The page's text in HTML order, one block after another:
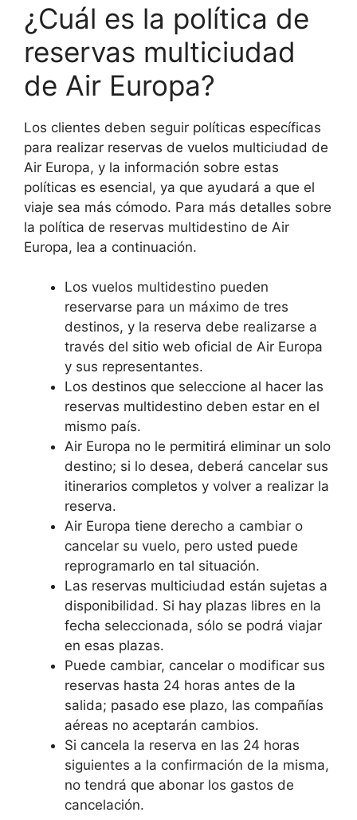
¿Cuál es la política de
reservas multiciudad
de Air Europa?
Los clientes deben seguir políticas específicas
para realizar reservas de vuelos multiciudad de
Air Europa, y la información sobre estas
políticas es esencial, ya que ayudará a que el
viaje sea más cómodo. Para más detalles sobre
la política de reservas multidestino de Air
Europa, lea a continuación.
Los vuelos multidestino pueden
reservarse para un máximo de tres
destinos, y la reserva debe realizarse a
través del sitio web oficial de Air Europa
y sus representantes.
Los destinos que seleccione al hacer las
reservas multidestino deben estar en el
mismo país.
Air Europa no le permitirá eliminar un solo
destino; si lo desea, deberá cancelar sus
itinerarios completos y volver a realizar la
reserva.
Air Europa tiene derecho a cambiar o
cancelar su vuelo, pero usted puede
reprogramarlo en tal situación.
Las reservas multiciudad están sujetas a
disponibilidad. Si hay plazas libres en la
fecha seleccionada, sólo se podrá viajar
en esas plazas.
Puede cambiar, cancelar o modificar sus
reservas hasta 24 horas antes de la
salida; pasado ese plazo, las compañías
aéreas no aceptarán cambios.
Si cancela la reserva en las 24 horas
siguientes a la confirmación de la misma,
no tendrá que abonar los gastos de
cancelación.